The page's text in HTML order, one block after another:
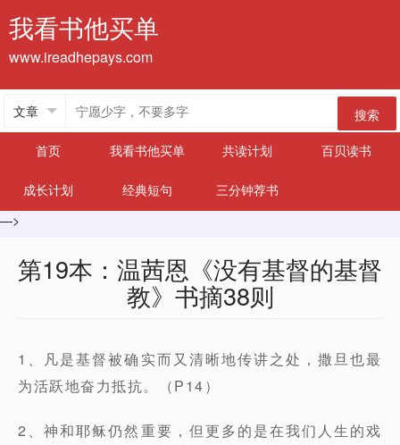
我看书他买单
www.ireadhepays.com
搜索
首页
我看书他买单 共读计划 百贝读书
成长计划 经典短句
三分钟荐书
—>
第19本：温茜恩《没有基督的基督
教》书摘38则
1、凡是基督被确实而又清晰地传讲之处，撒旦也最
为活跃地奋力抵抗。（P14）
2、神和耶稣仍然重要，但更多的是在我们人生的戏